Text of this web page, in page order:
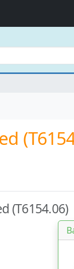
(T6154.06)